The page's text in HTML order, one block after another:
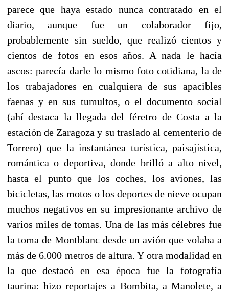
parece que haya estado nunca contratado en el
diario, aunque fue un colaborador fijo,
probablemente sin sueldo, que realizó cientos y
cientos de fotos en esos años. A nada le hacía
ascos: parecía darle lo mismo foto cotidiana, la de
los trabajadores en cualquiera de sus apacibles
faenas y en sus tumultos, o el documento social
(ahí destaca la llegada del féretro de Costa a la
estación de Zaragoza y su traslado al cementerio de
Torrero) que la instantánea turística, paisajística,
romántica o deportiva, donde brilló a alto nivel,
hasta el punto que los coches, los aviones, las
bicicletas, las motos o los deportes de nieve ocupan
muchos negativos en su impresionante archivo de
varios miles de tomas. Una de las más célebres fue
la toma de Montblanc desde un avión que volaba a
más de 6.000 metros de altura. Y otra modalidad en
la que destacó en esa época fue la fotografía
taurina: hizo reportajes a Bombita, a Manolete, a